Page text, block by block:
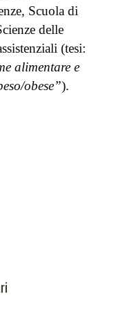
Scuola di
delle
(tesi:
alimentare e
obese”).